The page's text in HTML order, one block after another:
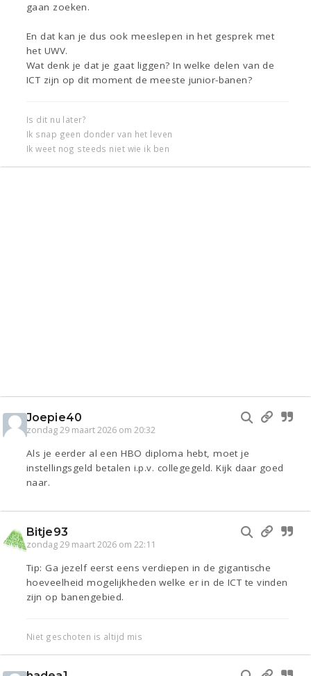
gaan zoeken.
En dat kan je dus ook meeslepen in het gesprek met
het UWV.
Wat denk je dat je gaat liggen? In welke delen van de
ICT zijn op dit moment de meeste junior-banen?
Is dit nu later?
Ik snap geen donder van het leven
Ik weet nog steeds niet wie ik ben
Joepie40
zondag 29 maart 2026 om 20:32
Als je eerder al een HBO diploma hebt, moet je
instellingsgeld betalen i.p.v. collegegeld. Kijk daar goed
naar.
Bitje93
zondag 29 maart 2026 om 22:11
Tip: Ga jezelf eerst eens verdiepen in de gigantische
hoeveelheid mogelijkheden welke er in de ICT te vinden
zijn op banengebied.
Niet geschoten is altijd mis